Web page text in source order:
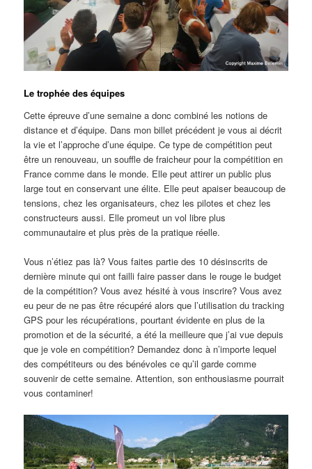
Le trophée des équipes
Cette épreuve d’une semaine a donc combiné les notions de
distance et d’équipe. Dans mon billet précédent je vous ai décrit
la vie et l’approche d’une équipe. Ce type de compétition peut
être un renouveau, un souffle de fraicheur pour la compétition en
France comme dans le monde. Elle peut attirer un public plus
large tout en conservant une élite. Elle peut apaiser beaucoup de
tensions, chez les organisateurs, chez les pilotes et chez les
constructeurs aussi. Elle promeut un vol libre plus
communautaire et plus près de la pratique réelle.
Vous n’étiez pas là? Vous faites partie des 10 désinscrits de
dernière minute qui ont failli faire passer dans le rouge le budget
de la compétition? Vous avez hésité à vous inscrire? Vous avez
eu peur de ne pas être récupéré alors que l’utilisation du tracking
GPS pour les récupérations, pourtant évidente en plus de la
promotion et de la sécurité, a été la meilleure que j’ai vue depuis
que je vole en compétition? Demandez donc à n’importe lequel
des compétiteurs ou des bénévoles ce qu’il garde comme
souvenir de cette semaine. Attention, son enthousiasme pourrait
vous contaminer!